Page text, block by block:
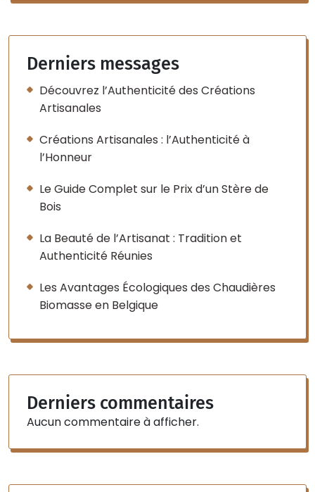
Derniers messages
Découvrez l’Authenticité des Créations
Artisanales
Créations Artisanales : l’Authenticité à
l’Honneur
Le Guide Complet sur le Prix d’un Stère de
Bois
La Beauté de l’Artisanat : Tradition et
Authenticité Réunies
Les Avantages Écologiques des Chaudières
Biomasse en Belgique
Derniers commentaires
Aucun commentaire à afficher.